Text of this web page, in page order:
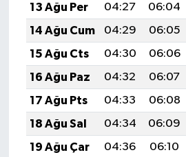
13 Ağu Per
04:27 06:04
14 Ağu Cum
04:29 06:05
15 Ağu Cts
04:30 06:06
16 Ağu Paz
04:32 06:07
17 Ağu Pts
04:33 06:08
18 Ağu Sal
04:34 06:09
19 Ağu Çar
04:36 06:10